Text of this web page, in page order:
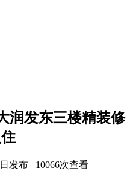
润发东三楼精装修
发布 10066次查看